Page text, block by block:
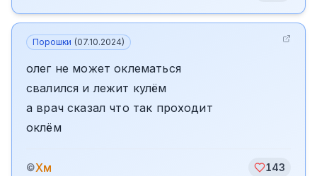
Порошки (07.10.2024)
олег не может оклематься
свалился и лежит кулём
а врач сказал что так проходит
оклём
©Хм 143